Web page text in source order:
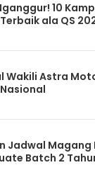
10
ala QS
Wakili Astra
Jadwal Magang
Batch 2